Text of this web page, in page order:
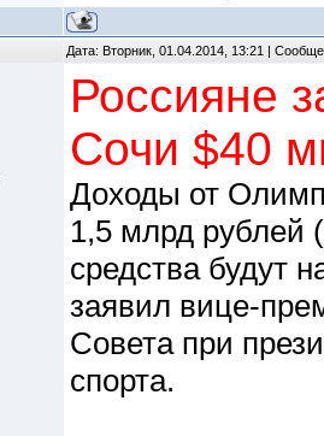
Дата: Вторник, 01.04.2014, 13:21 |
Россияне
Сочи $40
Доходы от
1,5 млрд рублей
средства будут
заявил вице-
Совета при
спорта.